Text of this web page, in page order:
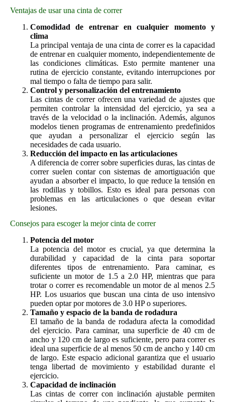
Ventajas de usar una cinta de correr
Comodidad de entrenar en cualquier momento y
clima
La principal ventaja de una cinta de correr es la capacidad
de entrenar en cualquier momento, independientemente de
las condiciones climáticas. Esto permite mantener una
rutina de ejercicio constante, evitando interrupciones por
mal tiempo o falta de tiempo para salir.
Control y personalización del entrenamiento
Las cintas de correr ofrecen una variedad de ajustes que
permiten controlar la intensidad del ejercicio, ya sea a
través de la velocidad o la inclinación. Además, algunos
modelos tienen programas de entrenamiento predefinidos
que ayudan a personalizar el ejercicio según las
necesidades de cada usuario.
Reducción del impacto en las articulaciones
A diferencia de correr sobre superficies duras, las cintas de
correr suelen contar con sistemas de amortiguación que
ayudan a absorber el impacto, lo que reduce la tensión en
las rodillas y tobillos. Esto es ideal para personas con
problemas en las articulaciones o que desean evitar
lesiones.
Consejos para escoger la mejor cinta de correr
Potencia del motor
La potencia del motor es crucial, ya que determina la
durabilidad y capacidad de la cinta para soportar
diferentes tipos de entrenamiento. Para caminar, es
suficiente un motor de 1.5 a 2.0 HP, mientras que para
trotar o correr es recomendable un motor de al menos 2.5
HP. Los usuarios que buscan una cinta de uso intensivo
pueden optar por motores de 3.0 HP o superiores.
Tamaño y espacio de la banda de rodadura
El tamaño de la banda de rodadura afecta la comodidad
del ejercicio. Para caminar, una superficie de 40 cm de
ancho y 120 cm de largo es suficiente, pero para correr es
ideal una superficie de al menos 50 cm de ancho y 140 cm
de largo. Este espacio adicional garantiza que el usuario
tenga libertad de movimiento y estabilidad durante el
ejercicio.
Capacidad de inclinación
Las cintas de correr con inclinación ajustable permiten